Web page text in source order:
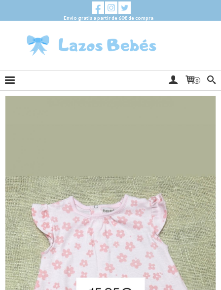
Envio gratis a partir de 60€ de compra
0